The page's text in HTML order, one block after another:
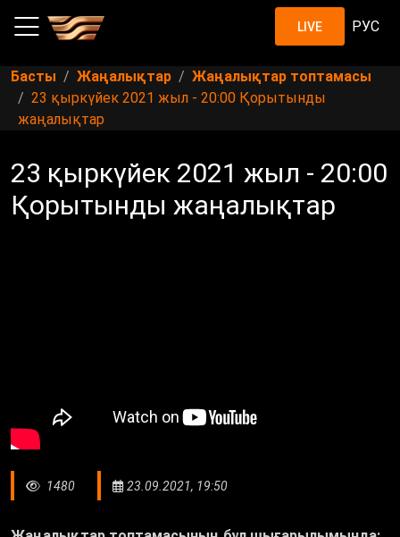
LIVE РУС
Басты Жаңалықтар
Жаңалықтар топтамасы
23 қыркүйек 2021 жыл - 20:00 Қорытынды
жаңалықтар
23 қыркүйек 2021 жыл - 20:00
Қорытынды жаңалықтар
1480 23.09.2021, 19:50